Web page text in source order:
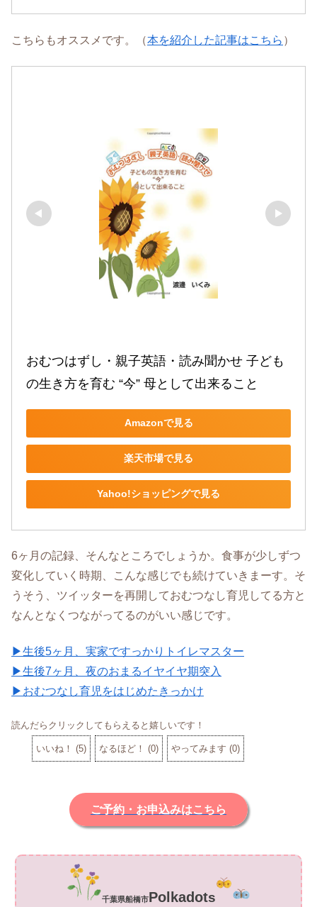
こちらもオススメです。（本を紹介した記事はこちら ）
おむつはずし・親子英語・読み聞かせ 子ども
の生き方を育む “今” 母として出来ること
Amazonで見る
楽天市場で見る
Yahoo!ショッピングで見る
6ヶ月の記録、そんなところでしょうか。食事が少しずつ
変化していく時期、こんな感じでも続けていきまーす。そ
うそう、ツイッターを再開しておむつなし育児してる方と
なんとなくつながってるのがいい感じです。
▶生後5ヶ月、実家ですっかりトイレマスター
▶生後7ヶ月、夜のおまるイヤイヤ期突入
▶おむつなし育児をはじめたきっかけ
読んだらクリックしてもらえると嬉しいです！
いいね！ (5) なるほど！ (0) やってみます (0)
ご予約・お申込みはこちら
千葉県船橋市Polkadots